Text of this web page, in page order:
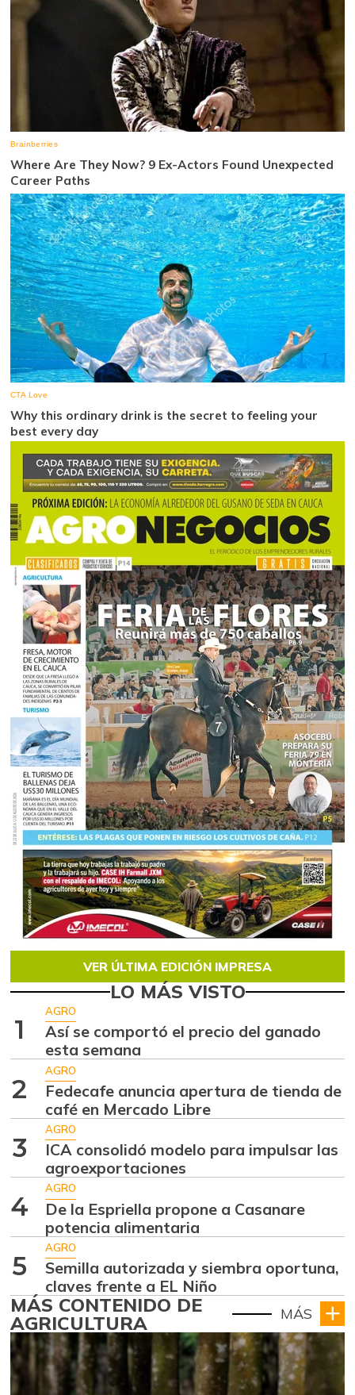
VER ÚLTIMA EDICIÓN IMPRESA
LO MÁS VISTO
1
AGRO
Así se comportó el precio del ganado
esta semana
2
AGRO
Fedecafe anuncia apertura de tienda de
café en Mercado Libre
3
AGRO
ICA consolidó modelo para impulsar las
agroexportaciones
4
AGRO
De la Espriella propone a Casanare
potencia alimentaria
5
AGRO
Semilla autorizada y siembra oportuna,
claves frente a EL Niño
MÁS CONTENIDO DE
AGRICULTURA MÁS